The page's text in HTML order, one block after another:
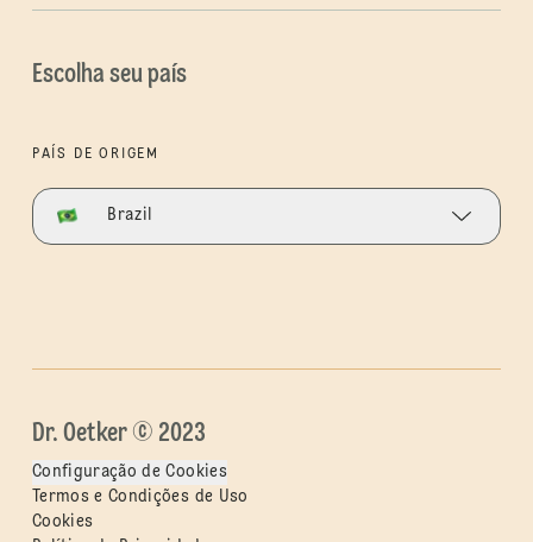
Escolha seu país
PAÍS DE ORIGEM
Brazil
Dr. Oetker © 2023
Configuração de Cookies
Termos e Condições de Uso
Cookies